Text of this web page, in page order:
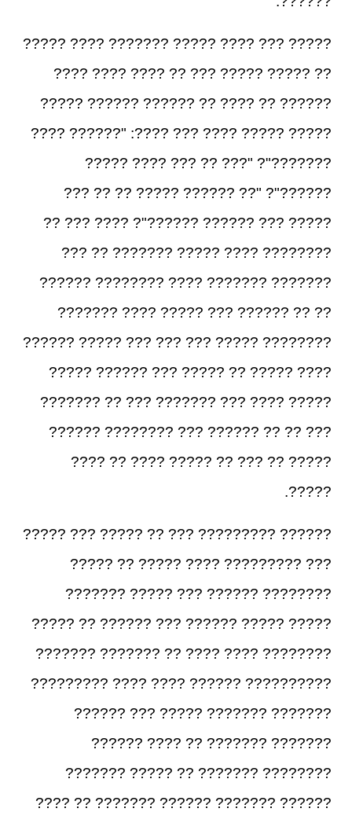
????? ??? ???? ????? ??????? ???? ?????
?? ????? ????? ??? ?? ???? ???? ????
?????? ?? ???? ?? ?????? ?????? ?????
????? ????? ???? ??? ????: "?????? ????
???????"? "??? ?? ??? ???? ?????
??????"? "?? ?????? ????? ?? ?? ???
????? ??? ?????? ??????"? ???? ??? ??
???????? ???? ????? ??????? ?? ???
??????? ??????? ???? ???????? ??????
?? ?? ?????? ??? ????? ???? ???????
???????? ????? ??? ??? ??? ????? ??????
???? ????? ?? ????? ??? ?????? ?????
????? ???? ??? ??????? ??? ?? ???????
??? ?? ?? ?????? ??? ???????? ??????
????? ?? ??? ?? ????? ???? ?? ????
?????.
?????? ????????? ??? ?? ????? ??? ?????
??? ????????? ???? ????? ?? ?????
???????? ?????? ??? ????? ???????
????? ????? ?????? ??? ?????? ?? ?????
???????? ???? ???? ?? ??????? ???????
?????????? ?????? ???? ???? ?????????
??????? ??????? ????? ??? ??????
??????? ??????? ?? ???? ??????
???????? ??????? ?? ????? ???????
?????? ??????? ?????? ??????? ?? ????